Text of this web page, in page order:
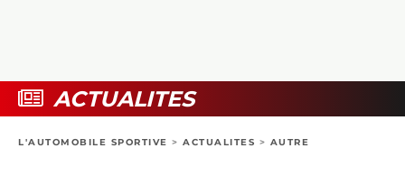
BOUTIQUE
ACTUALITES
L'AUTOMOBILE SPORTIVE > ACTUALITES > AUTRE